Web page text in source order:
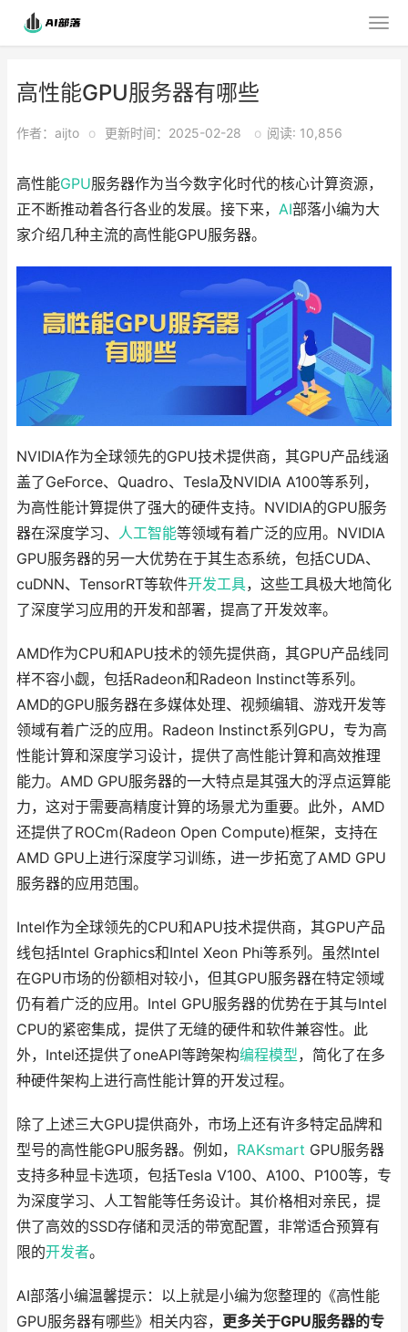
高性能GPU服务器有哪些
作者：aijto o 更新时间：2025-02-28 o 阅读: 10,856
高性能GPU服务器作为当今数字化时代的核心计算资源，
正不断推动着各行各业的发展。接下来， AI部落小编为大
家介绍几种主流的高性能GPU服务器。
NVIDIA作为全球领先的GPU技术提供商，其GPU产品线涵
盖了GeForce、Quadro、Tesla及NVIDIA A100等系列，
为高性能计算提供了强大的硬件支持。NVIDIA的GPU服务
器在深度学习、 人工智能等领域有着广泛的应用。NVIDIA
GPU服务器的另一大优势在于其生态系统，包括CUDA、
cuDNN、TensorRT等软件开发工具，这些工具极大地简化
了深度学习应用的开发和部署，提高了开发效率。
AMD作为CPU和APU技术的领先提供商，其GPU产品线同
样不容小觑，包括Radeon和Radeon Instinct等系列。
AMD的GPU服务器在多媒体处理、视频编辑、游戏开发等
领域有着广泛的应用。Radeon Instinct系列GPU，专为高
性能计算和深度学习设计，提供了高性能计算和高效推理
能力。AMD GPU服务器的一大特点是其强大的浮点运算能
力，这对于需要高精度计算的场景尤为重要。此外，AMD
还提供了ROCm(Radeon Open Compute)框架，支持在
AMD GPU上进行深度学习训练，进一步拓宽了AMD GPU
服务器的应用范围。
Intel作为全球领先的CPU和APU技术提供商，其GPU产品
线包括Intel Graphics和Intel Xeon Phi等系列。虽然Intel
在GPU市场的份额相对较小，但其GPU服务器在特定领域
仍有着广泛的应用。Intel GPU服务器的优势在于其与Intel
CPU的紧密集成，提供了无缝的硬件和软件兼容性。此
外，Intel还提供了oneAPI等跨架构编程模型，简化了在多
种硬件架构上进行高性能计算的开发过程。
除了上述三大GPU提供商外，市场上还有许多特定品牌和
型号的高性能GPU服务器。例如， RAKsmart GPU服务器
支持多种显卡选项，包括Tesla V100、A100、P100等，专
为深度学习、人工智能等任务设计。其价格相对亲民，提
供了高效的SSD存储和灵活的带宽配置，非常适合预算有
限的开发者。
AI部落小编温馨提示：以上就是小编为您整理的《高性能
GPU服务器有哪些》相关内容，
更多关于GPU服务器的专